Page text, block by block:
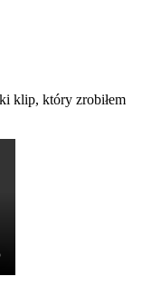
klip, który zrobiłem